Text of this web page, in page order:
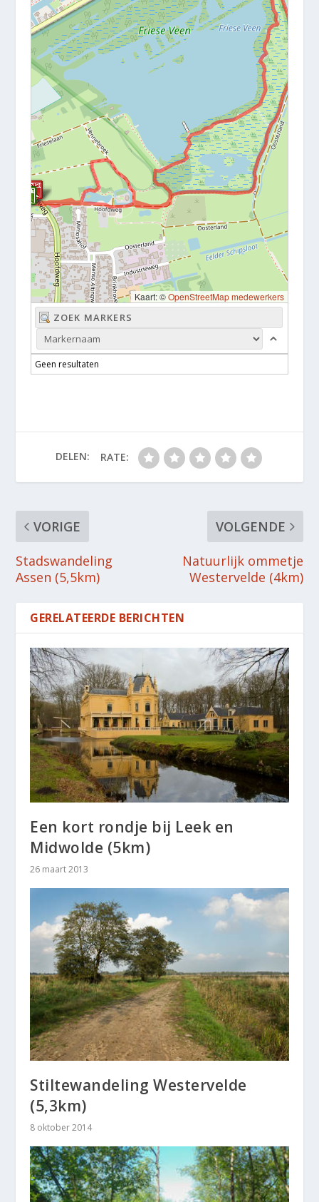
Kaart: ©OpenStreetMap medewerkers
Geen resultaten
DELEN: RATE:
VORIGE
Stadswandeling
Assen (5,5km)
VOLGENDE
Natuurlijk ommetje
Westervelde (4km)
GERELATEERDE BERICHTEN
Een kort rondje bij Leek en
Midwolde (5km)
26 maart 2013
Stiltewandeling Westervelde
(5,3km)
8 oktober 2014